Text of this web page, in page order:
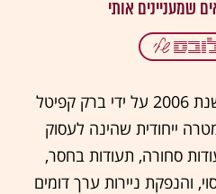
אינדקס סל בע"מ הוקמה בשנת 2006 על ידי ברק קפיטל
ייחודית שהינה לעסוק
סחורה, תעודות בחסר,
והנפקת ניירות ערך דומים